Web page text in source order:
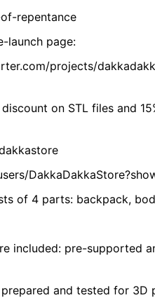
repentance
launch page:
projects/
on STL files and
of 4 parts: backpack,
included: pre-supported
and tested for 3D